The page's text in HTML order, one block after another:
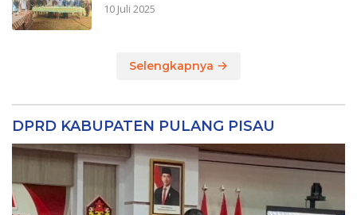
10 Juli 2025
Selengkapnya
DPRD KABUPATEN PULANG PISAU